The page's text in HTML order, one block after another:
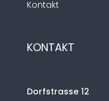
Kontakt
KONTAKT
Dorfstrasse 12